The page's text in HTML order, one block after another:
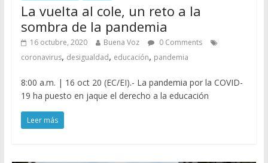
La vuelta al cole, un reto a la
sombra de la pandemia
16 octubre, 2020 Buena Voz
0 Comments
coronavirus, desigualdad, educación, pandemia
8:00 a.m. | 16 oct 20 (EC/EI).- La pandemia por la COVID-
19 ha puesto en jaque el derecho a la educación
Leer más